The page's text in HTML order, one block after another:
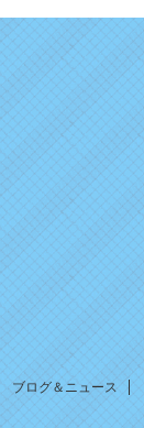
ブログ＆ニュース